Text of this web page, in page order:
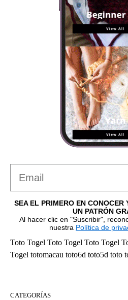
SEA EL PRIMERO EN CONOCER
UN PATRÓN
Al hacer clic en "Suscribir",
nuestra Política de
Toto Togel Toto Togel Toto Togel
Togel totomacau toto6d toto5d toto
CATEGORÍAS